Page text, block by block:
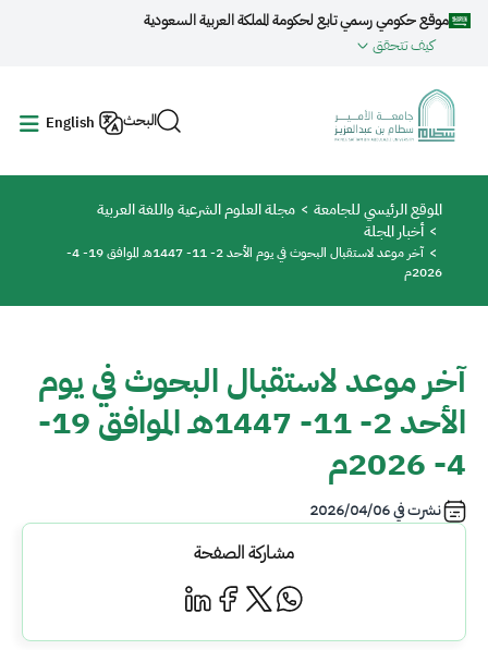
تجاوز إلى المحتوى الرئيسي
موقع حكومي رسمي تابع لحكومة المملكة العربية السعودية
كيف تتحقق
البحث English
مسار التنقل
الموقع الرئيسي للجامعة
مجلة العلوم الشرعية واللغة العربية
أخبار المجلة
آخر موعد لاستقبال البحوث في يوم الأحد 2- 11- 1447هـ الموافق 19- 4-
2026م
آخر موعد لاستقبال البحوث في يوم
الأحد 2- 11- 1447هـ الموافق 19-
4- 2026م
نشرت في2026/04/06
مشاركة الصفحة